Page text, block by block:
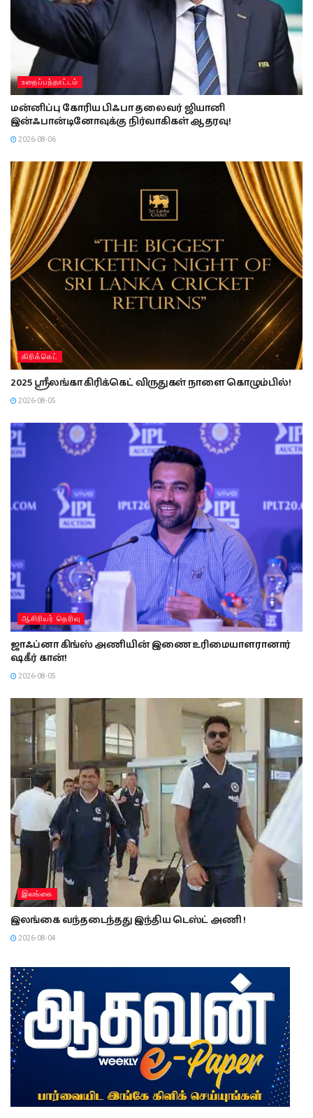
உதைப்பந்தாட்டம்
மன்னிப்பு கோரிய பிஃபா தலைவர் ஜியானி
இன்ஃபான்டினோவுக்கு நிர்வாகிகள் ஆதரவு!
2026-08-06
கிரிக்கெட்
2025 ஸ்ரீலங்கா கிரிக்கெட் விருதுகள் நாளை கொழும்பில்!
2026-08-05
ஆசிரியர் தெரிவு
ஜாஃப்னா கிங்ஸ் அணியின் இணை உரிமையாளரானார்
ஷகீர் கான்!
2026-08-05
இலங்கை
இலங்கை வந்தடைந்தது இந்திய டெஸ்ட் அணி !
2026-08-04